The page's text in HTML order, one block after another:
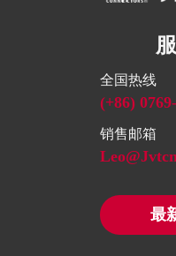
全国热线
(+86)
销售邮箱
最